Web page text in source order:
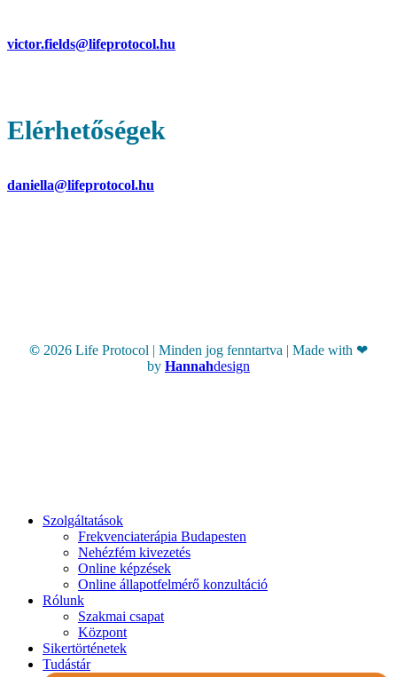
victor.fields@lifeprotocol.hu
Elérhetőségek
daniella@lifeprotocol.hu
© 2026 Life Protocol | Minden jog fenntartva | Made with ❤
by Hannahdesign
Close
Szolgáltatások
Frekvenciaterápia Budapesten
Nehézfém kivezetés
Online képzések
Online állapotfelmérő konzultáció
Rólunk
Szakmai csapat
Központ
Sikertörténetek
Tudástár